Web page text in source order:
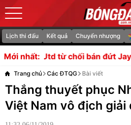
Lịch thi đấu Kết quả Chuyển nhượng
Mới nhất:
bán đứt Jaydan Kamason cho
Trang chủ Các ĐTQG Bài viết
Thắng thuyết phục
Việt Nam vô địch giải